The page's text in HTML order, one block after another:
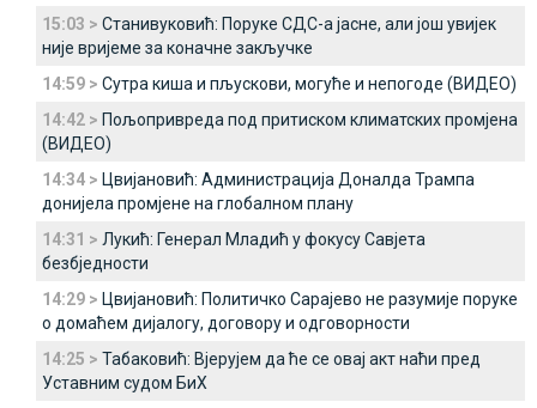
15:03 > Станивуковић: Поруке СДС-а јасне, али још увијек
није вријеме за коначне закључке
14:59 > Сутра киша и пљускови, могуће и непогоде (ВИДЕО)
14:42 > Пољопривреда под притиском климатских промjена
(ВИДЕО)
14:34 > Цвијановић: Администрација Доналда Трампа
донијела промјене на глобалном плану
14:31 > Лукић: Генерал Младић у фокусу Савјета
безбједности
14:29 > Цвијановић: Политичко Сарајево не разумије поруке
о домаћем дијалогу, договору и одговорности
14:25 > Табаковић: Вјерујем да ће се овај акт наћи пред
Уставним судом БиХ